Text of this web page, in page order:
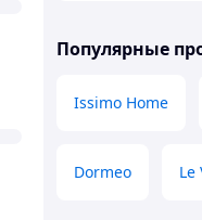
Популярные
Issimo Home
Dormeo Le